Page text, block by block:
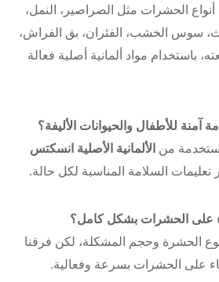
الحشرات مثل الصراصير، النمل،
سوس الخشب، الفئران، بق الفراش،
باستخدام مواد ألمانية أصلية فعالة
للأطفال والحيوانات الأليفة؟
من الألمانية الأصلية انسكتس
السلامة المناسبة لكل حالة.
على الحشرات بشكل كامل؟
الحشرة وحجم المشكلة، لكن فرقنا
على الحشرات بسرعة وفعالية.